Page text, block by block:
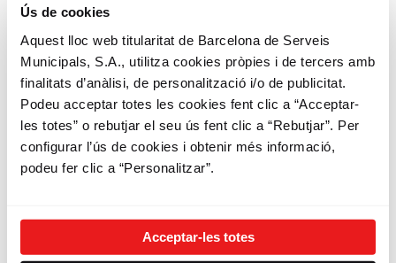
Ús de cookies
Aquest lloc web titularitat de Barcelona de Serveis
Municipals, S.A., utilitza cookies pròpies i de tercers amb
finalitats d’anàlisi, de personalització i/o de publicitat.
Podeu acceptar totes les cookies fent clic a “Acceptar-
les totes” o rebutjar el seu ús fent clic a “Rebutjar”. Per
configurar l’ús de cookies i obtenir més informació,
podeu fer clic a “Personalitzar”.
Acceptar-les totes
🎶Palau de la Música:
la Música, 4-6
Un temple dedicat a la música i un
dels espais més estimats de la
ciutat. La façana de mosaic i vidre ja
és un espectacle en si mateixa,
però a l’interior s’hi amaguen
entendre l’esperit creatiu de
Barcelona.